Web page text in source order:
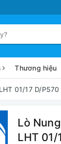
Thương hiệu
01/17 D/
Lò
LHT 01/